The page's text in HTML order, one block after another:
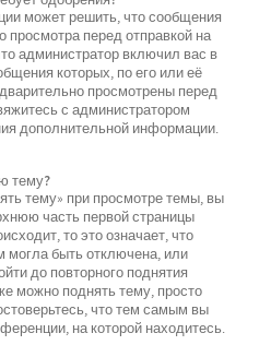
может решить, что сообщения
просмотра перед отправкой на
администратор включил вас в
которых, по его или её
просмотрены перед
с администратором
дополнительной информации.
тему?
тему» при просмотре темы, вы
часть первой страницы
то это означает, что
могла быть отключена, или
до повторного поднятия
можно поднять тему, просто
что тем самым вы
на которой находитесь.